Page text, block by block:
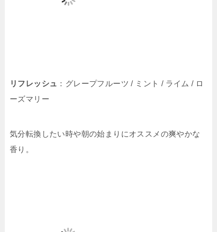
リフレッシュ ：グレープフルーツ / ミント / ライム / ロ
ーズマリー
気分転換したい時や朝の始まりにオススメの爽やかな
香り。